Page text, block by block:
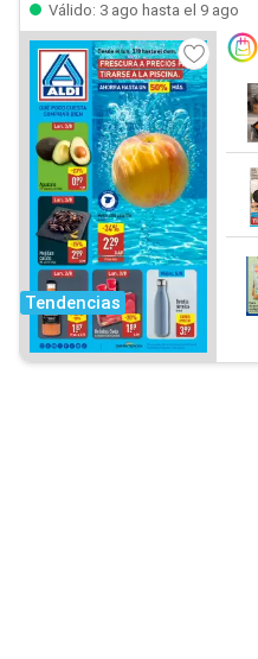
Válido: 3 ago hasta el 9 ago
Tendencias